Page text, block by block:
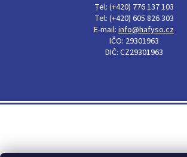
Tel: (+420) 776 137 103
Tel: (+420) 605 826 303
E-mail: info@hafyso.cz
IČO: 29301963
DIČ: CZ29301963